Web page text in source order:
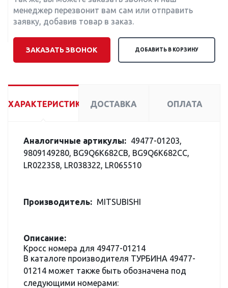
менеджер перезвонит вам сам или отправить
заявку, добавив товар в заказ.
ЗАКАЗАТЬ ЗВОНОК ДОБАВИТЬ В КОРЗИНУ
ХАРАКТЕРИСТИКИ ДОСТАВКА ОПЛАТА
Аналогичные артикулы: 49477-01203,
9809149280, BG9Q6K682CB, BG9Q6K682CC,
LR022358, LR038322, LR065510
Производитель: MITSUBISHI
Описание:
Кросс номера для 49477-01214
В каталоге производителя ТУРБИНА 49477-
01214 может также быть обозначена под
следующими номерами: